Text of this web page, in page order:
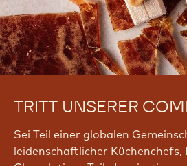
TRITT UNSERER
Sei Teil einer globalen
leidenschaftlicher Küchenchefs,